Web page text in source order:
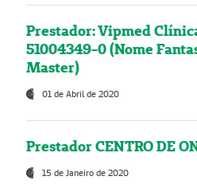
Prestador: Vipmed
51004349-0 (Nome
Master)
01 de Abril de 2020
Prestador CENTRO DE
15 de Janeiro de 2020